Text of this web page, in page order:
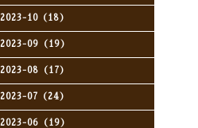
2023-10（18）
2023-09（19）
2023-08（17）
2023-07（24）
2023-06（19）